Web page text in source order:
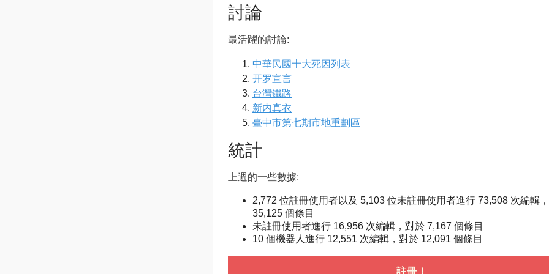
討論
最活躍的討論:
中華民國十大死因列表
开罗宣言
台灣鐵路
新内真衣
臺中市第七期市地重劃區
統計
上週的一些數據:
2,772 位註冊使用者以及 5,103 位未註冊使用者進行 73,508 次編輯
35,125 個條目
未註冊使用者進行 16,956 次編輯，對於 7,167 個條目
10 個機器人進行 12,551 次編輯，對於 12,091 個條目
註冊！